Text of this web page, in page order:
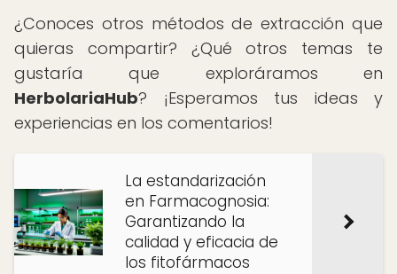
¿Conoces otros métodos de extracción que
quieras compartir? ¿Qué otros temas te
gustaría que exploráramos en
HerbolariaHub? ¡Esperamos tus ideas y
experiencias en los comentarios!
La estandarización
en Farmacognosia:
Garantizando la
calidad y eficacia de
los fitofármacos